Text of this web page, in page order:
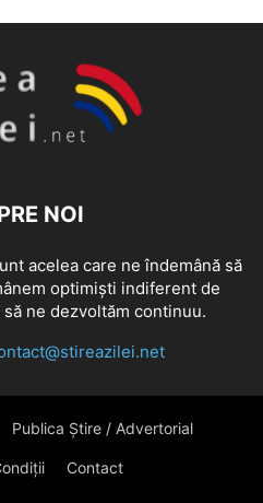
NOI
acelea care ne îndemână să
optimiști indiferent de
ne dezvoltăm continuu.
Publica Știre / Advertorial
Contact